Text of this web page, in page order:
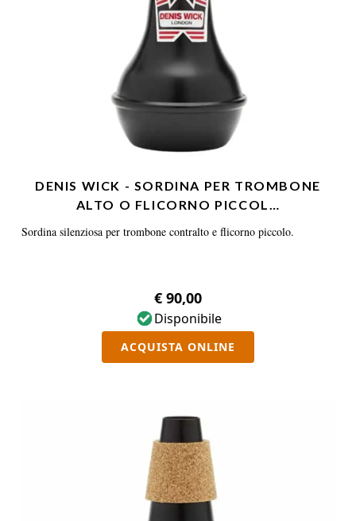
DENIS WICK - SORDINA PER TROMBONE
ALTO O FLICORNO PICCOL…
Sordina silenziosa per trombone contralto e flicorno piccolo.
€ 90,00
Disponibile
ACQUISTA ONLINE